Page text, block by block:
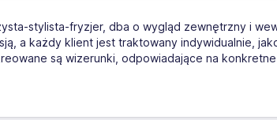
stylista-fryzjer, dba o wygląd zewnętrzny i
a każdy klient jest traktowany indywidualnie,
są wizerunki, odpowiadające na